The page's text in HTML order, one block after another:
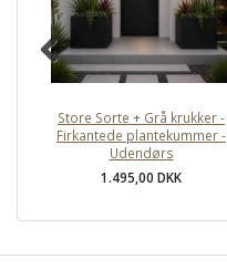
Store Sorte + Grå krukker -
Firkantede plantekummer -
Udendørs
1.495,00 DKK